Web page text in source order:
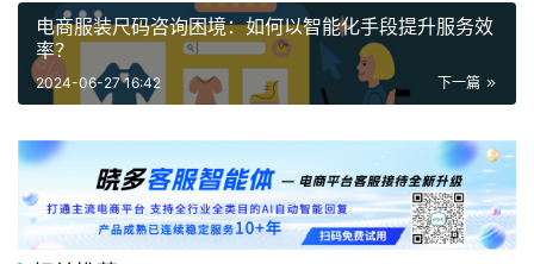
电商服装尺码咨询困境：如何以智能化手段提升服务效
率？
下一篇
2024-06-27 16:42